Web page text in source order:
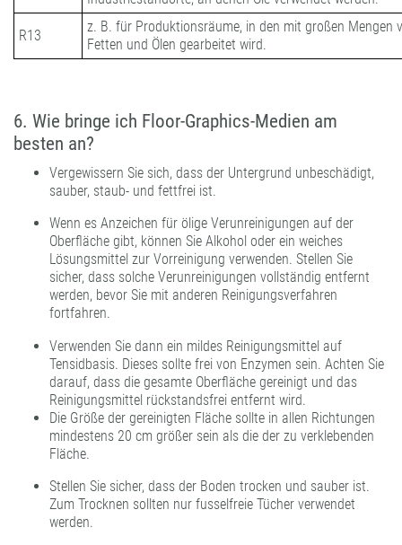
R13
z. B. für Produktionsräume, in den mit großen Mengen
Fetten und Ölen gearbeitet wird.
6. Wie bringe ich Floor-Graphics-Medien am
besten an?
Vergewissern Sie sich, dass der Untergrund unbeschädigt,
sauber, staub- und fettfrei ist.
Wenn es Anzeichen für ölige Verunreinigungen auf der
Oberfläche gibt, können Sie Alkohol oder ein weiches
Lösungsmittel zur Vorreinigung verwenden. Stellen Sie
sicher, dass solche Verunreinigungen vollständig entfernt
werden, bevor Sie mit anderen Reinigungsverfahren
fortfahren.
Verwenden Sie dann ein mildes Reinigungsmittel auf
Tensidbasis. Dieses sollte frei von Enzymen sein. Achten Sie
darauf, dass die gesamte Oberfläche gereinigt und das
Reinigungsmittel rückstandsfrei entfernt wird.
Die Größe der gereinigten Fläche sollte in allen Richtungen
mindestens 20 cm größer sein als die der zu verklebenden
Fläche.
Stellen Sie sicher, dass der Boden trocken und sauber ist.
Zum Trocknen sollten nur fusselfreie Tücher verwendet
werden.